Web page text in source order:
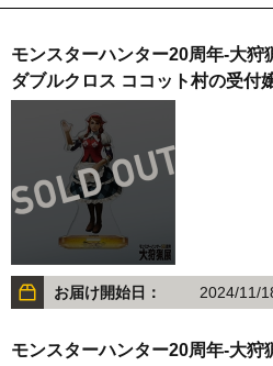
モンスターハンター20周年-大狩
ダブルクロス ココット村の受付
お届け開始日： 2024/11/
モンスターハンター20周年-大狩